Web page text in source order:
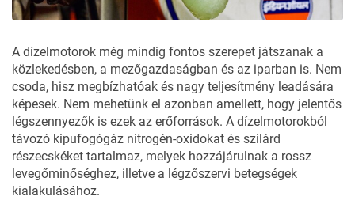
A dízelmotorok még mindig fontos szerepet játszanak a
közlekedésben, a mezőgazdaságban és az iparban is. Nem
csoda, hisz megbízhatóak és nagy teljesítmény leadására
képesek. Nem mehetünk el azonban amellett, hogy jelentős
légszennyezők is ezek az erőforrások. A dízelmotorokból
távozó kipufogógáz nitrogén-oxidokat és szilárd
részecskéket tartalmaz, melyek hozzájárulnak a rossz
levegőminőséghez, illetve a légzőszervi betegségek
kialakulásához.